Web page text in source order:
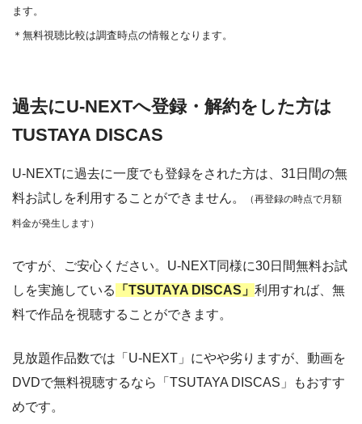
ます。
＊無料視聴比較は調査時点の情報となります。
過去にU-NEXTへ登録・解約をした方は
TUSTAYA DISCAS
U-NEXTに過去に一度でも登録をされた方は、31日間の無
料お試しを利用することができません。
（再登録の時点で月額
料金が発生します）
ですが、ご安心ください。U-NEXT同様に30日間無料お試
しを実施している
「TSUTAYA DISCAS」 利用すれば、無
料で作品を視聴することができます。
見放題作品数では「U-NEXT」にやや劣りますが、動画を
DVDで無料視聴するなら「TSUTAYA DISCAS」もおすす
めです。